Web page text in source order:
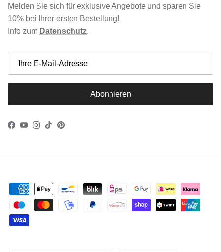
Melden Sie sich für exklusive Angebote und sparen Sie
10% bei Ihrer ersten Bestellung!
Info zum Datenschutz.
Abonnieren
Facebook
YouTube
Instagram
TikTokPinterest